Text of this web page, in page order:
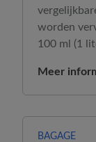
worden
100 ml (1
Meer
BAGAGE